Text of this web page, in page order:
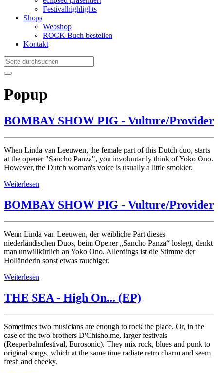
Festivalhighlights
Shops
Webshop
ROCK Buch bestellen
Kontakt
Popup
BOMBAY SHOW PIG - Vulture/Provider
When Linda van Leeuwen, the female part of this Dutch duo, starts
at the opener "Sancho Panza", you involuntarily think of Yoko Ono.
However, the Dutch woman's voice is usually a little smokier.
Weiterlesen
BOMBAY SHOW PIG - Vulture/Provider
Wenn Linda van Leeuwen, der weibliche Part dieses
niederländischen Duos, beim Opener „Sancho Panza“ loslegt, denkt
man unwillkürlich an Yoko Ono. Allerdings ist die Stimme der
Holländerin sonst etwas rauchiger.
Weiterlesen
THE SEA - High On... (EP)
Sometimes two musicians are enough to rock the place. Or, in the
case of the two brothers D'Chisholme, larger festivals
(Reeperbahnfestival, Eurosonic). They mix rock, blues and punk to
original songs, which at the same time radiate retro charm and seem
fresh and cheeky.